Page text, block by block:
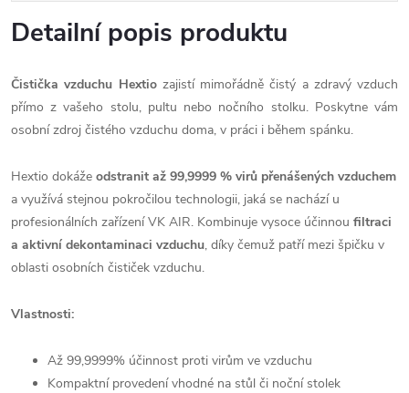
Detailní popis produktu
Čistička vzduchu Hextiozajistí mimořádně čistý a zdravý vzduch
přímo z vašeho stolu, pultu nebo nočního stolku. Poskytne vám
osobní zdroj čistého vzduchu doma, v práci i během spánku.
Hextio dokáže odstranit až 99,9999 % virů přenášených vzduchem
a využívá stejnou pokročilou technologii, jaká se nachází u
profesionálních zařízení VK AIR. Kombinuje vysoce účinnou filtraci
a aktivní dekontaminaci vzduchu, díky čemuž patří mezi špičku v
oblasti osobních čističek vzduchu.
Vlastnosti:
Až 99,9999% účinnost proti virům ve vzduchu
Kompaktní provedení vhodné na stůl či noční stolek